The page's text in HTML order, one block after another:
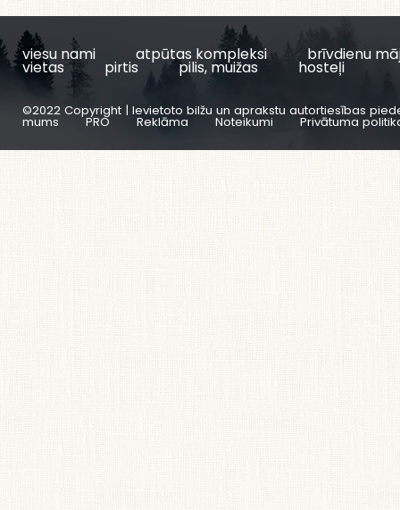
viesu nami atpūtas kompleksi brīvdienu
vietas pirtis pilis, muižas hosteļi
©2022 Copyright | Ievietoto bilžu un aprakstu autortiesības
mums PRO Reklāma Noteikumi Privātuma